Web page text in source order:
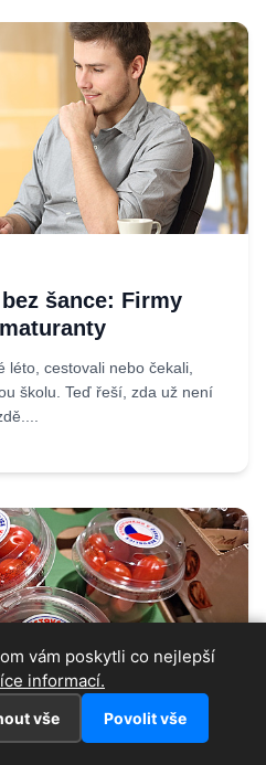
šance: Firmy
léto, cestovali nebo čekali,
školu. Teď řeší, zda už není
vám poskytli co nejlepší
informací.
vše Povolit vše